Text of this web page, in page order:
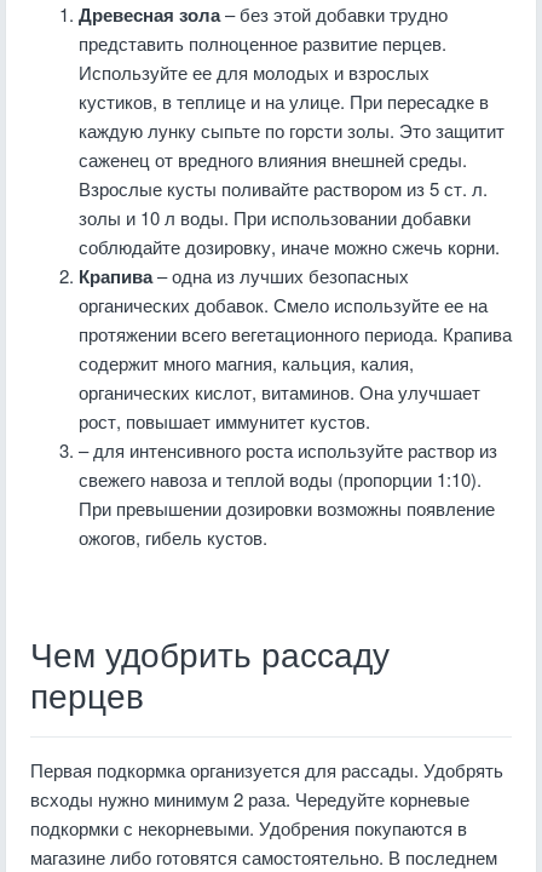
Древесная зола– без этой добавки трудно
представить полноценное развитие перцев.
Используйте ее для молодых и взрослых
кустиков, в теплице и на улице. При пересадке в
каждую лунку сыпьте по горсти золы. Это защитит
саженец от вредного влияния внешней среды.
Взрослые кусты поливайте раствором из 5 ст. л.
золы и 10 л воды. При использовании добавки
соблюдайте дозировку, иначе можно сжечь корни.
Крапива– одна из лучших безопасных
органических добавок. Смело используйте ее на
протяжении всего вегетационного периода. Крапива
содержит много магния, кальция, калия,
органических кислот, витаминов. Она улучшает
рост, повышает иммунитет кустов.
– для интенсивного роста используйте раствор из
свежего навоза и теплой воды (пропорции 1:10).
При превышении дозировки возможны появление
ожогов, гибель кустов.
Чем удобрить рассаду
перцев
Первая подкормка организуется для рассады. Удобрять
всходы нужно минимум 2 раза. Чередуйте корневые
подкормки с некорневыми. Удобрения покупаются в
магазине либо готовятся самостоятельно. В последнем